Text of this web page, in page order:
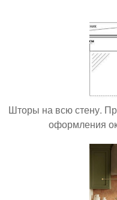
Шторы на всю стену.
оформления